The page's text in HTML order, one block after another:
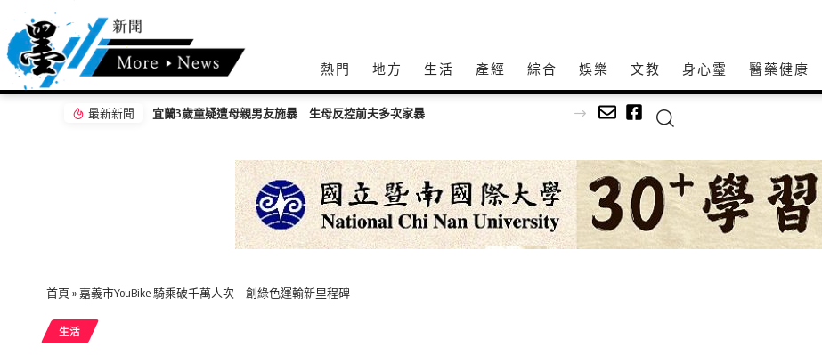
熱門 地方 生活 產經 綜合 娛樂 文教 身心𩆜 醫藥健康
最新新聞
控前夫多次家暴
首頁 »嘉義市YouBike 騎乘破千萬人次 創綠色運輸新里程碑
生活